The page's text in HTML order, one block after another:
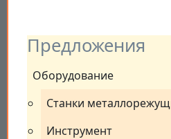
Предложения
Оборудование
Станки
Инструмент